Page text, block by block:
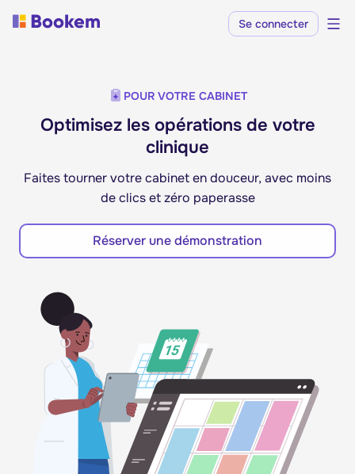
Se connecter
POUR VOTRE CABINET
Optimisez les opérations de votre
clinique
Faites tourner votre cabinet en douceur, avec moins
de clics et zéro paperasse
Réserver une démonstration